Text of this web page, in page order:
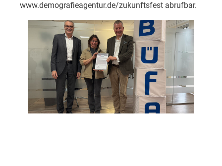
www.demografieagentur.de/zukunftsfest abrufbar.